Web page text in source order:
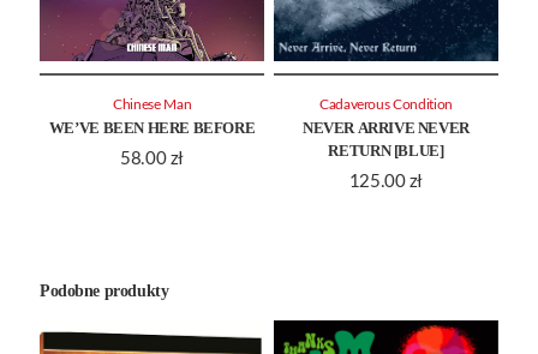
WE’VE BEEN HERE BEFORE
58.00 zł
Chinese Man
NEVER ARRIVE NEVER
RETURN [BLUE]
125.00 zł
Cadaverous Condition
Podobne produkty